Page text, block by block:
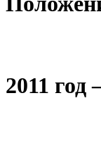
2011